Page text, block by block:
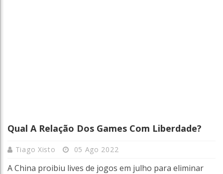
Qual A Relação Dos Games Com Liberdade?
Tiago Xisto 05 Ago 2022
A China proibiu lives de jogos em julho para eliminar